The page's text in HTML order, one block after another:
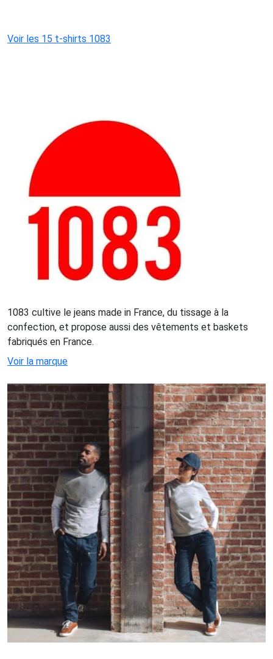
Voir les 15 t-shirts 1083
1083 cultive le jeans made in France, du tissage à la
confection, et propose aussi des vêtements et baskets
fabriqués en France.
Voir la marque